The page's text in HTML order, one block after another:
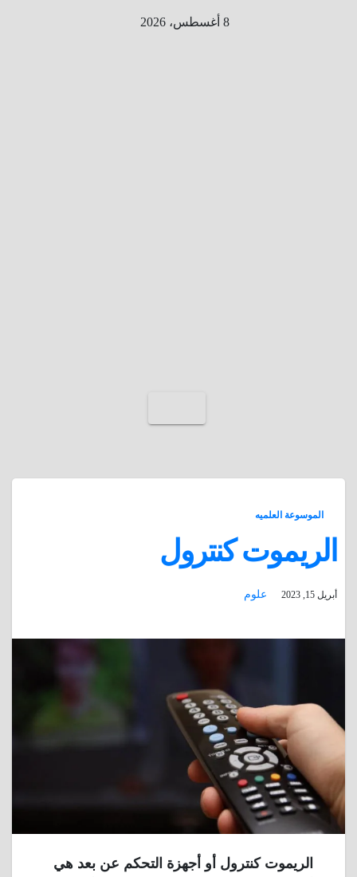
8 أغسطس، 2026
الموسوعة العلميه
الريموت كنترول
أبريل 15, 2023 علوم
الريموت كنترول أو أجهزة التحكم عن بعد هي